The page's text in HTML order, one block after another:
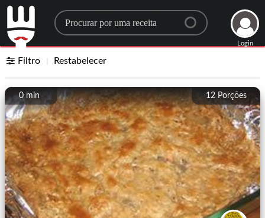
Search for a recipe
Login
Filtro Restabelecer
12 Porções
0 min